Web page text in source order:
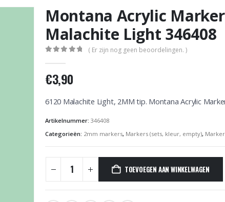
Montana Acrylic
Malachite Light 346408
( Er zijn nog geen beoordelingen. )
€3,90
6120 Malachite Light, 2MM tip. Montana Acrylic
Artikelnummer: 346408
Categorieën: 2mm markers, Markers (sets, kleur, empty),
TOEVOEGEN AAN WINKELWAGEN